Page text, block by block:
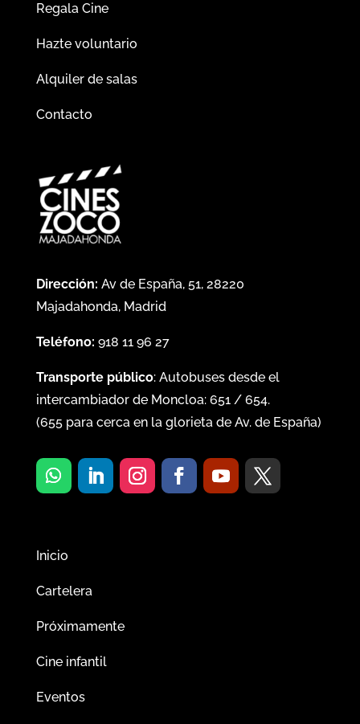
Regala Cine
Hazte voluntario
Alquiler de salas
Contacto
Dirección: Av de España, 51, 28220
Majadahonda, Madrid
Teléfono: 918 11 96 27
Transporte público: Autobuses desde el
intercambiador de Moncloa: 651/ 654.
(655para cerca en la glorieta de Av. de España)
Inicio
Cartelera
Próximamente
Cine infantil
Eventos